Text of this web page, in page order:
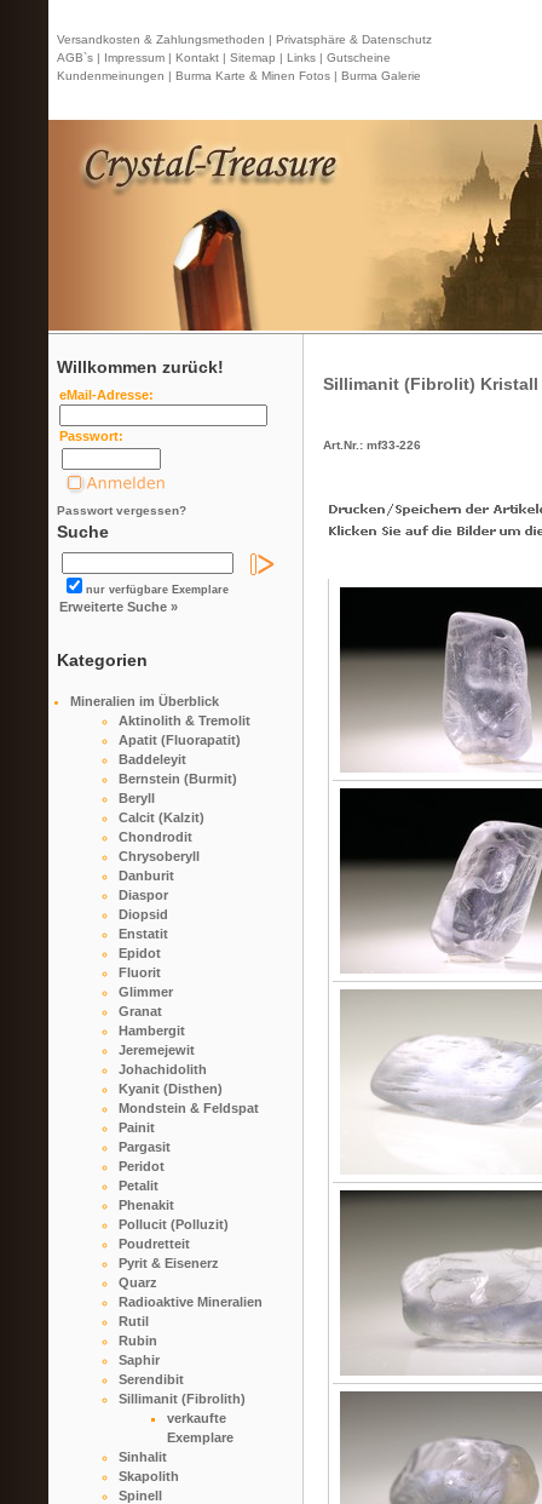
Versandkosten & Zahlungsmethoden | Privatsphäre & Datenschutz
AGB`s | Impressum | Kontakt | Sitemap | Links | Gutscheine
Kundenmeinungen | Burma Karte & Minen Fotos | Burma Galerie
Willkommen zurück!
eMail-Adresse:
Passwort:
Passwort vergessen?
Suche
nur verfügbare Exemplare
Erweiterte Suche »
Kategorien
Mineralien im Überblick
Aktinolith & Tremolit
Apatit (Fluorapatit)
Baddeleyit
Bernstein (Burmit)
Beryll
Calcit (Kalzit)
Chondrodit
Chrysoberyll
Danburit
Diaspor
Diopsid
Enstatit
Epidot
Fluorit
Glimmer
Granat
Hambergit
Jeremejewit
Johachidolith
Kyanit (Disthen)
Mondstein & Feldspat
Painit
Pargasit
Peridot
Petalit
Phenakit
Pollucit (Polluzit)
Poudretteit
Pyrit & Eisenerz
Quarz
Radioaktive Mineralien
Rutil
Rubin
Saphir
Serendibit
Sillimanit (Fibrolith)
verkaufte
Exemplare
Sinhalit
Skapolith
Spinell
Sillimanit (Fibrolit) Kristall
Art.Nr.: mf33-226